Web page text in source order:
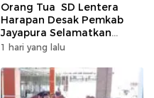
Orang Tua SD Lentera
Harapan Desak Pemkab
Jayapura Selamatkan
Pendidikan 430 Siswa
1 hari yang lalu